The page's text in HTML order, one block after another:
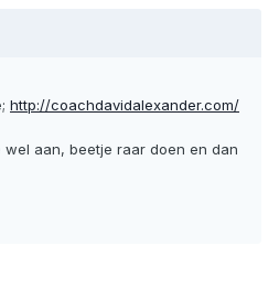
http://coachdavidalexander.com/
wel aan, beetje raar doen en dan